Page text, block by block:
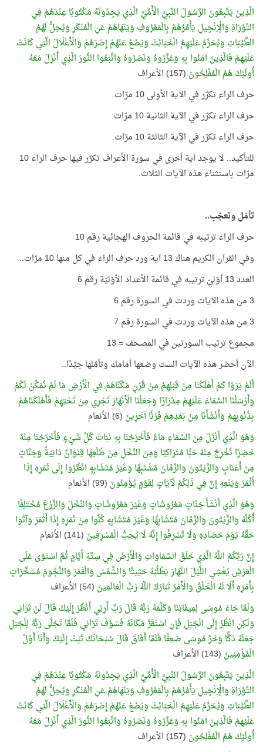
الَّذِينَ يَتَّبِعُونَ الرَّسُولَ النَّبِيَّ الْأُمِّيَّ الَّذِي يَجِدُونَهُ مَكْتُوبًا عِنْدَهُمْ فِي
التَّوْرَاةِ وَالْإِنْجِيلِ يَأْمُرُهُمْ بِالْمَعْرُوفِ وَيَنْهَاهُمْ عَنِ الْمُنْكَرِ وَيُحِلُّ لَهُمُ
الطَّيِّبَاتِ وَيُحَرِّمُ عَلَيْهِمُ الْخَبَائِثَ وَيَضَعُ عَنْهُمْ إِصْرَهُمْ وَالْأَغْلَالَ الَّتِي كَانَتْ
عَلَيْهِمْ فَالَّذِينَ آمَنُوا بِهِ وَعَزَّرُوهُ وَنَصَرُوهُ وَاتَّبَعُوا النُّورَ الَّذِي أُنْزِلَ مَعَهُ
أُولَئِكَ هُمُ الْمُفْلِحُونَ (157) الأعراف
حرف الراء تكرّر في الآية الأولى 10 مرّات.
حرف الراء تكرّر في الآية الثانية 10 مرّات.
حرف الراء تكرّر في الآية الثالثة 10 مرّات.
للتأكيد.. لا يوجد آية أخرى في سورة الأعراف تكرّر فيها حرف الراء 10
مرّات باستثناء هذه الآيات الثلاث.
تأمّل وتعجّب..
حرف الراء ترتيبه في قائمة الحروف الهجائية رقم 10
وفي القرآن الكريم هناك 13 آية ورد حرف الراء في كل منها 10 مرّات..
العدد 13 أوّليّ ترتيبه في قائمة الأعداد الأوّليّة رقم 6
3 من هذه الآيات وردت في السورة رقم 6
3 من هذه الآيات وردت في السورة رقم 7
مجموع ترتيب السورتين في المصحف = 13
الآن أحضر هذه الآيات الست وضعها أمامك وتأمّلها جيِّدًا..
أَلَمْ يَرَوْا كَمْ أَهْلَكْنَا مِنْ قَبْلِهِمْ مِنْ قَرْنٍ مَكَّنَّاهُمْ فِي الْأَرْضِ مَا لَمْ نُمَكِّنْ لَكُمْ
وَأَرْسَلْنَا السَّمَاءَ عَلَيْهِمْ مِدْرَارًا وَجَعَلْنَا الْأَنْهَارَ تَجْرِي مِنْ تَحْتِهِمْ فَأَهْلَكْنَاهُمْ
بِذُنُوبِهِمْ وَأَنْشَأْنَا مِنْ بَعْدِهِمْ قَرْنًا آخَرِينَ (6) الأنعام
وَهُوَ الَّذِي أَنْزَلَ مِنَ السَّمَاءِ مَاءً فَأَخْرَجْنَا بِهِ نَبَاتَ كُلِّ شَيْءٍ فَأَخْرَجْنَا مِنْهُ
خَضِرًا نُخْرِجُ مِنْهُ حَبًّا مُتَرَاكِبًا وَمِنَ النَّخْلِ مِنْ طَلْعِهَا قِنْوَانٌ دَانِيَةٌ وَجَنَّاتٍ
مِنْ أَعْنَابٍ وَالزَّيْتُونَ وَالرُّمَّانَ مُشْتَبِهًا وَغَيْرَ مُتَشَابِهٍ انْظُرُوا إِلَى ثَمَرِهِ إِذَا
أَثْمَرَ وَيَنْعِهِ إِنَّ فِي ذَلِكُمْ لَآيَاتٍ لِقَوْمٍ يُؤْمِنُونَ (99) الأنعام
وَهُوَ الَّذِي أَنْشَأَ جَنَّاتٍ مَعْرُوشَاتٍ وَغَيْرَ مَعْرُوشَاتٍ وَالنَّخْلَ وَالزَّرْعَ مُخْتَلِفًا
أُكُلُهُ وَالزَّيْتُونَ وَالرُّمَّانَ مُتَشَابِهًا وَغَيْرَ مُتَشَابِهٍ كُلُوا مِنْ ثَمَرِهِ إِذَا أَثْمَرَ وَآتُوا
حَقَّهُ يَوْمَ حَصَادِهِ وَلَا تُسْرِفُوا إِنَّهُ لَا يُحِبُّ الْمُسْرِفِينَ (141) الأنعام
إِنَّ رَبَّكُمُ اللَّهُ الَّذِي خَلَقَ السَّمَاوَاتِ وَالْأَرْضَ فِي سِتَّةِ أَيَّامٍ ثُمَّ اسْتَوَى عَلَى
الْعَرْشِ يُغْشِي اللَّيْلَ النَّهَارَ يَطْلُبُهُ حَثِيثًا وَالشَّمْسَ وَالْقَمَرَ وَالنُّجُومَ مُسَخَّرَاتٍ
بِأَمْرِهِ أَلَا لَهُ الْخَلْقُ وَالْأَمْرُ تَبَارَكَ اللَّهُ رَبُّ الْعَالَمِينَ (54) الأعراف
وَلَمَّا جَاءَ مُوسَى لِمِيقَاتِنَا وَكَلَّمَهُ رَبُّهُ قَالَ رَبِّ أَرِنِي أَنْظُرْ إِلَيْكَ قَالَ لَنْ تَرَانِي
وَلَكِنِ انْظُرْ إِلَى الْجَبَلِ فَإِنِ اسْتَقَرَّ مَكَانَهُ فَسَوْفَ تَرَانِي فَلَمَّا تَجَلَّى رَبُّهُ لِلْجَبَلِ
جَعَلَهُ دَكًّا وَخَرَّ مُوسَى صَعِقًا فَلَمَّا أَفَاقَ قَالَ سُبْحَانَكَ تُبْتُ إِلَيْكَ وَأَنَا أَوَّلُ
الْمُؤْمِنِينَ (143) الأعراف
الَّذِينَ يَتَّبِعُونَ الرَّسُولَ النَّبِيَّ الْأُمِّيَّ الَّذِي يَجِدُونَهُ مَكْتُوبًا عِنْدَهُمْ فِي
التَّوْرَاةِ وَالْإِنْجِيلِ يَأْمُرُهُمْ بِالْمَعْرُوفِ وَيَنْهَاهُمْ عَنِ الْمُنْكَرِ وَيُحِلُّ لَهُمُ
الطَّيِّبَاتِ وَيُحَرِّمُ عَلَيْهِمُ الْخَبَائِثَ وَيَضَعُ عَنْهُمْ إِصْرَهُمْ وَالْأَغْلَالَ الَّتِي كَانَتْ
عَلَيْهِمْ فَالَّذِينَ آمَنُوا بِهِ وَعَزَّرُوهُ وَنَصَرُوهُ وَاتَّبَعُوا النُّورَ الَّذِي أُنْزِلَ مَعَهُ
أُولَئِكَ هُمُ الْمُفْلِحُونَ (157) الأعراف